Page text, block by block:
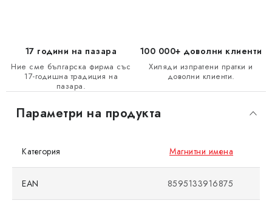
17 години на пазара
Ние сме българска фирма със
17-годишна традиция на
пазара.
100 000+ доволни клиенти
Хиляди изпратени пратки и
доволни клиенти.
Параметри на продукта
Категория Магнитни имена
EAN 8595133916875